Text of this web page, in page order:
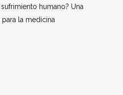
humano? Una
la medicina